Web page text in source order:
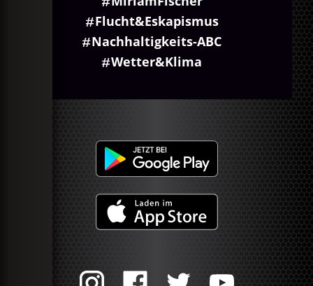
Flucht&Eskapismus
Nachhaltigkeits-ABC
Wetter&Klima